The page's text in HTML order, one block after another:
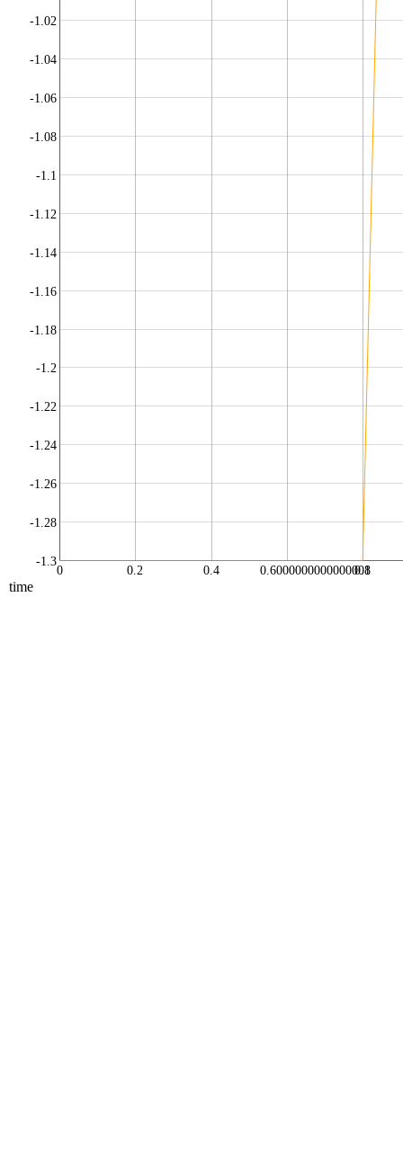
time
-1.3
-1.28
-1.26
-1.24
-1.22
-1.2
-1.18
-1.16
-1.14
-1.12
-1.1
-1.08
-1.06
-1.04
-1.02
0 0.2 0.4 0.6000000000000001
0.8